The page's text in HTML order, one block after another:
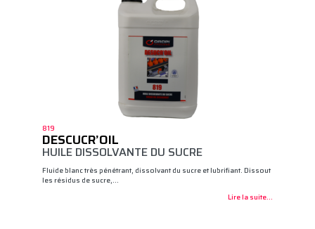
819
DESCUCR’OIL
HUILE DISSOLVANTE DU SUCRE
Fluide blanc très pénétrant, dissolvant du sucre et lubrifiant. Dissout
les résidus de sucre,…
Lire la suite...